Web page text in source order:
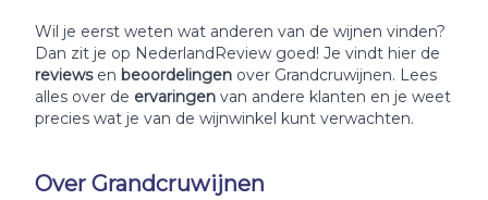
Wil je eerst weten wat anderen van de wijnen vinden?
Dan zit je op NederlandReview goed! Je vindt hier de
reviews en beoordelingen over Grandcruwijnen. Lees
alles over de ervaringen van andere klanten en je weet
precies wat je van de wijnwinkel kunt verwachten.
Over Grandcruwijnen